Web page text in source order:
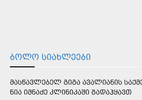
ᲑᲝᲚᲝ ᲡᲘᲐᲮᲚᲔᲔᲑᲘ
ᲛᲐᲡᲬᲐᲕᲚᲔᲑᲔᲚ ᲒᲘᲒᲐ ᲐᲕᲐᲚᲘᲐᲜᲘᲡ
ᲜᲘᲐ ᲘᲛᲜᲐᲫᲔ ᲙᲚᲘᲜᲘᲙᲐᲨᲘ ᲒᲐᲓᲐᲰᲧᲐᲕᲗ